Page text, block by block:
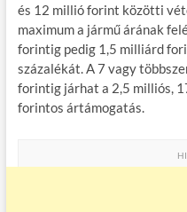
és 12 millió forint közötti
maximum a jármű árának
forintig pedig 1,5 milliárd
százalékát. A 7 vagy
forintig járhat a 2,5 milliós,
forintos ártámogatás.